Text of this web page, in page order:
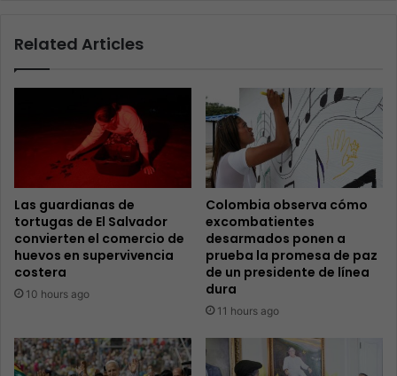
Related Articles
Las guardianas de
tortugas de El Salvador
convierten el comercio de
huevos en supervivencia
costera
10 hours ago
Colombia observa cómo
excombatientes
desarmados ponen a
prueba la promesa de paz
de un presidente de línea
dura
11 hours ago